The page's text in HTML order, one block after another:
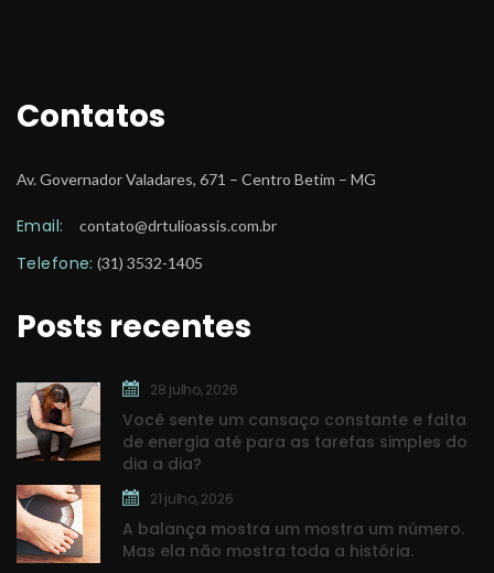
Contato
Av. Governador Valadares, 671 – Centro Betim – MG
Email: contato@drtulioassis.com.br
Telefone: (31) 3532-1405
Posts recente
28 julho, 2026
Você sente um cansaço constante e falta
de energia até para as tarefas simples do
dia a dia?
21 julho, 2026
A balança mostra um mostra um número.
Mas ela não mostra toda a história.